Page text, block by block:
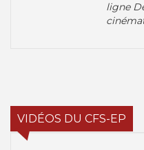
ligne
VIDÉOS DU CFS-EP